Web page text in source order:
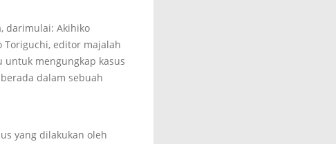
darimulai: Akihiko
Toriguchi, editor majalah
untuk mengungkap kasus
dalam sebuah
yang dilakukan oleh